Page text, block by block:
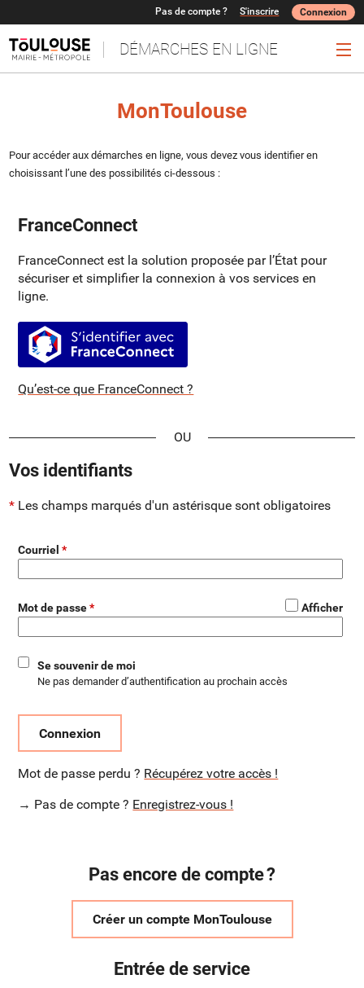
DÉMARCHES EN LIGNE
Pas de compte ? S'inscrire Connexion
MonToulouse
Pour accéder aux démarches en ligne, vous devez vous identifier en
choisissant l’une des possibilités ci-dessous :
FranceConnect
FranceConnect est la solution proposée par l’État pour
sécuriser et simplifier la connexion à vos services en
ligne.
S’identifier avec FranceConnect
Qu’est-ce que FranceConnect ?
Vos identifiants
Les champs marqués d'un astérisque sont obligatoires
Courriel
*
Mot de passe Afficher
Se souvenir de moi
Ne pas demander d’authentification au prochain accès
Connexion
Mot de passe perdu ? Récupérez votre accès !
→ Pas de compte ? Enregistrez-vous !
Pas encore de compte ?
Créer un compte MonToulouse
Entrée de service